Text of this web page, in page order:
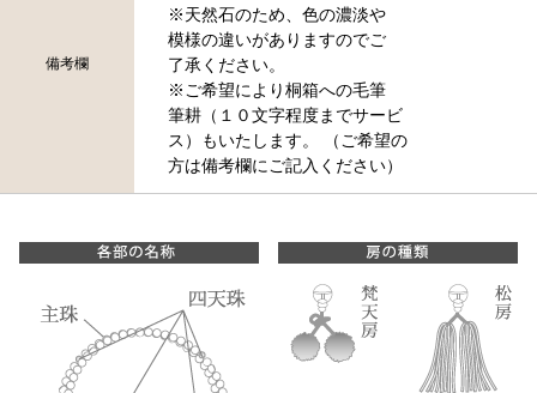
備考欄
※天然石のため、色の濃淡や
模様の違いがありますのでご
了承ください。
※ご希望により桐箱への毛筆
筆耕（１０文字程度までサービ
ス）もいたします。 （ご希望の
方は備考欄にご記入ください）